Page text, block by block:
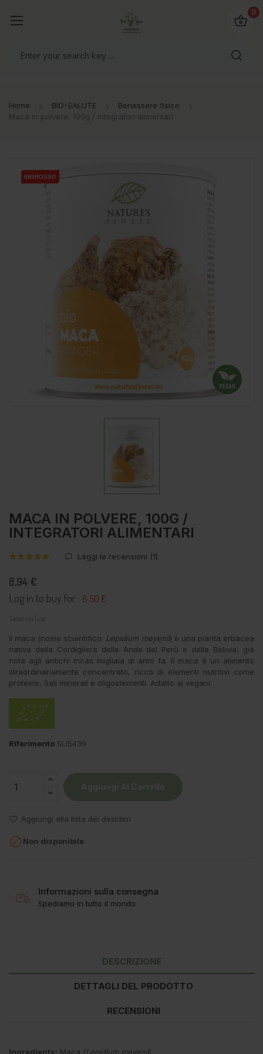
mondo!
0
Home BIO-SALUTE
Benessere fisico
Maca in polvere, 100g / integratori alimentari
INGROSSO
INGROSSO
MACA IN POLVERE, 100G /
INTEGRATORI ALIMENTARI
Leggi le recensioni (1)
8,94 €
Log in to buy for : 8.50 €
Tasse incluse
Il maca (nome scientifico: Lepidium meyenii) è una pianta erbacea
nativa della Cordigliera delle Ande del Perù e della Bolivia, già
nota agli antichi Incas migliaia di anni fa. Il maca è un alimento
straordinariamente concentrato, ricco di elementi nutritivi come
proteine, Sali minerali e oligoelementi. Adatto ai vegani.
Riferimento SLI5439
Aggiungi alla lista dei desideri
Non disponibile
Informazioni sulla consegna
Spediamo in tutto il mondo
DESCRIZIONE
DETTAGLI DEL PRODOTTO
RECENSIONI
Ingredients: Maca (Lepidium meyenii)